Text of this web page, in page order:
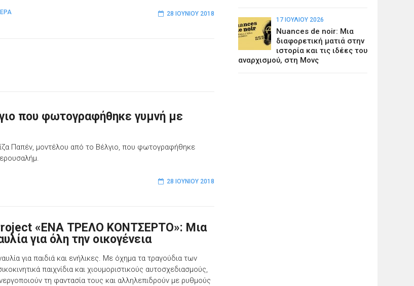
28 ΙΟΥΝΊΟΥ 2018
που φωτογραφήθηκε γυμνή με
Παπέν, μοντέλου από το Βέλγιο, που φωτογραφήθηκε
28 ΙΟΥΝΊΟΥ 2018
«ΕΝΑ ΤΡΕΛΟ ΚΟΝΤΣΕΡΤΟ»: Μια
για όλη την οικογένεια
για παιδιά και ενήλικες. Με όχημα τα τραγούδια των
παιχνίδια και χιουμοριστικούς αυτοσχεδιασμούς,
τη φαντασία τους και αλληλεπιδρούν με ρυθμούς
17 ΙΟΥΛΊΟΥ 2026
Nuances de noir: Μια
διαφορετική ματιά στην
ιστορία και τις ιδέες του
αναρχισμού, στη Μονς